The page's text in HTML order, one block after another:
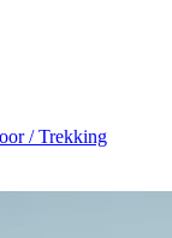
/ Trekking